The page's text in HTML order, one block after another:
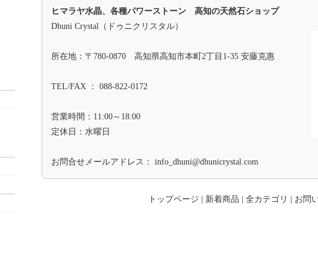
ヒマラヤ水晶、各種パワーストーン 高知の天然石ショップ
Dhuni Crystal（ドゥニクリスタル）
所在地：〒780-0870 高知県高知市本町2丁目1-35 安藤克惠
TEL/FAX ： 088-822-0172
営業時間：11:00～18:00
定休日：水曜日
お問合せメールアドレス： info_dhuni@dhunicrystal.com
トップページ 新着商品 全カテゴリ お問